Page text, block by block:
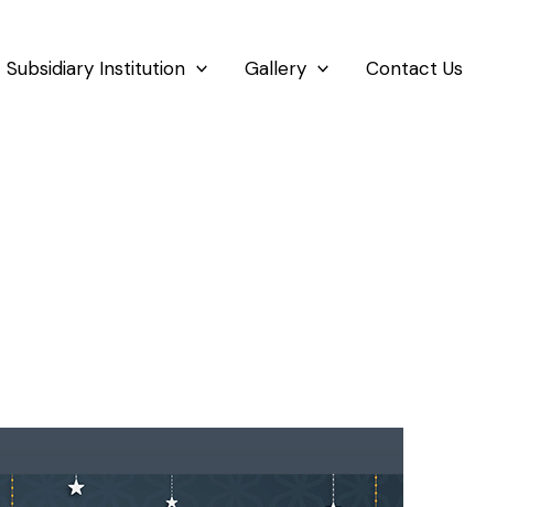
Subsidiary Institution Gallery Contact Us